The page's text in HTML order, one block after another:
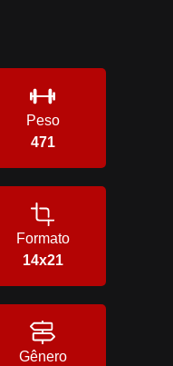
Peso
471
Formato
14x21
Gênero